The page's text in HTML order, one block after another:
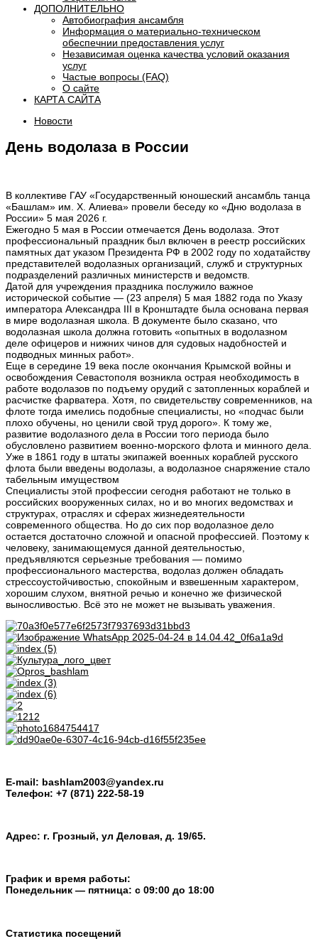
ДОПОЛНИТЕЛЬНО
Автобиография ансамбля
Информация о материально-техническом
обеспечнии предоставления услуг
Независимая оценка качества условий оказания
услуг
Частые вопросы (FAQ)
О сайте
КАРТА САЙТА
Новости
День водолаза в России
В коллективе ГАУ «Государственный юношеский ансамбль танца
«Башлам» им. Х. Алиева» провели беседу ко «Дню водолаза в
России» 5 мая 2026 г.
Ежегодно 5 мая в России отмечается День водолаза. Этот
профессиональный праздник был включен в реестр российских
памятных дат указом Президента РФ в 2002 году по ходатайству
представителей водолазных организаций, служб и структурных
подразделений различных министерств и ведомств.
Датой для учреждения праздника послужило важное
исторической событие — (23 апреля) 5 мая 1882 года по Указу
императора Александра III в Кронштадте была основана первая
в мире водолазная школа. В документе было сказано, что
водолазная школа должна готовить «опытных в водолазном
деле офицеров и нижних чинов для судовых надобностей и
подводных минных работ».
Еще в середине 19 века после окончания Крымской войны и
освобождения Севастополя возникла острая необходимость в
работе водолазов по подъему орудий с затопленных кораблей и
расчистке фарватера. Хотя, по свидетельству современников, на
флоте тогда имелись подобные специалисты, но «подчас были
плохо обучены, но ценили свой труд дорого». К тому же,
развитие водолазного дела в России того периода было
обусловлено развитием военно-морского флота и минного дела.
Уже в 1861 году в штаты экипажей военных кораблей русского
флота были введены водолазы, а водолазное снаряжение стало
табельным имуществом
Специалисты этой профессии сегодня работают не только в
российских вооруженных силах, но и во многих ведомствах и
структурах, отраслях и сферах жизнедеятельности
современного общества. Но до сих пор водолазное дело
остается достаточно сложной и опасной профессией. Поэтому к
человеку, занимающемуся данной деятельностью,
предъявляются серьезные требования — помимо
профессионального мастерства, водолаз должен обладать
стрессоустойчивостью, спокойным и взвешенным характером,
хорошим слухом, внятной речью и конечно же физической
выносливостью. Всё это не может не вызывать уважения.
E-mail: bashlam2003@yandex.ru
Телефон: +7 (871) 222-58-19
Адрес: г. Грозный, ул Деловая, д. 19/65.
График и время работы:
Понедельник — пятница: с 09:00 до 18:00
Статистика посещений